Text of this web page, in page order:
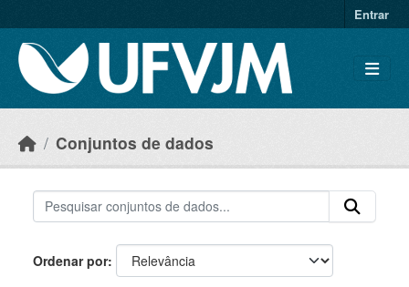
Entrar
Conjuntos de dados
Ordenar por